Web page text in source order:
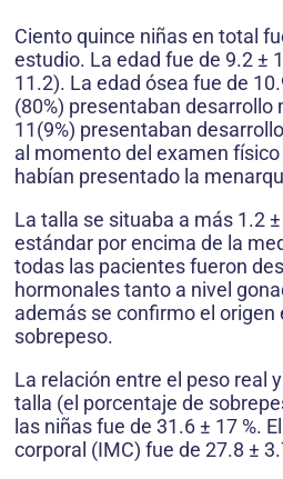
Ciento quince niñas en total
estudio. La edad fue de 9.2 ±
11.2). La edad ósea fue de
(80%) presentaban desarrollo
11(9%) presentaban
al momento del examen
habían presentado la
La talla se situaba a más 1.2
estándar por encima de la
todas las pacientes fueron
hormonales tanto a nivel
además se confirmo el origen
sobrepeso.
La relación entre el peso real
talla (el porcentaje de
las niñas fue de 31.6 ± 17 %.
corporal (IMC) fue de 27.8 ±